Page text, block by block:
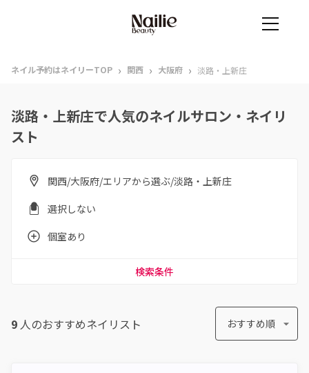
ネイル予約はネイリーTOP › 関西 › 大阪府 › 淡路・上新庄
淡路・上新庄で人気のネイルサロン・ネイリ
スト
関西/大阪府/エリアから選ぶ/淡路・上新庄
選択しない
個室あり
検索条件
9 人のおすすめネイリスト おすすめ順